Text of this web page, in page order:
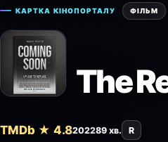
КАРТКА КІНОПОРТАЛУ ФІЛЬМ
The
TMDb ★ 4.8202289 хв. R